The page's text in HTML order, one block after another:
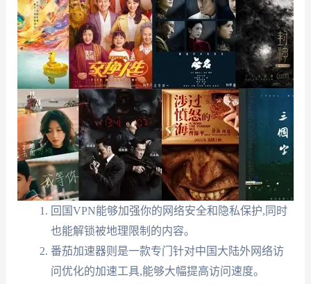
回国VPN能够加强你的网络安全和隐私保护,同时
也能解锁被地理限制的内容。
番茄加速器则是一款专门针对中国大陆外网络访
问优化的加速工具,能够大幅提高访问速度。